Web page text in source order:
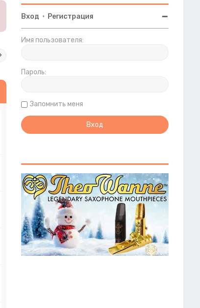
Вход • Регистрация
Имя пользователя:
Пароль:
Запомнить меня